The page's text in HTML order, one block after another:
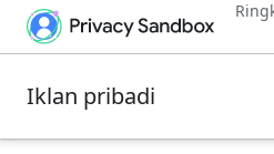
Iklan pribadi